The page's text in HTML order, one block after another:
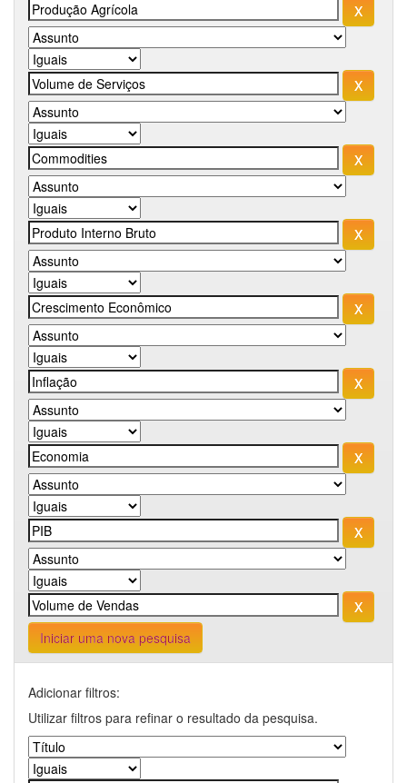
Iniciar uma nova pesquisa
Adicionar filtros:
Utilizar filtros para refinar o resultado da pesquisa.